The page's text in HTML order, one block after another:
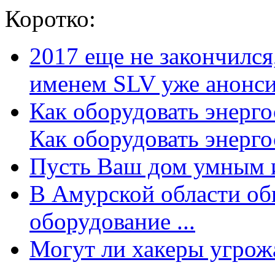
Коротко:
2017 еще не
именем SLV уже
Как оборудовать
Как оборудовать
Пусть Ваш дом умным
В Амурской области
оборудование ...
Могут ли хакеры